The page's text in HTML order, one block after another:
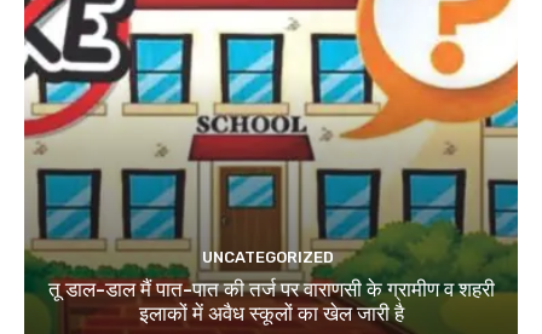
UNCATEGORIZED
तू डाल-डाल मैं पात-पात की तर्ज पर वाराणसी के ग्रामीण व शहरी
इलाकों में अवैध स्कूलों का खेल जारी है